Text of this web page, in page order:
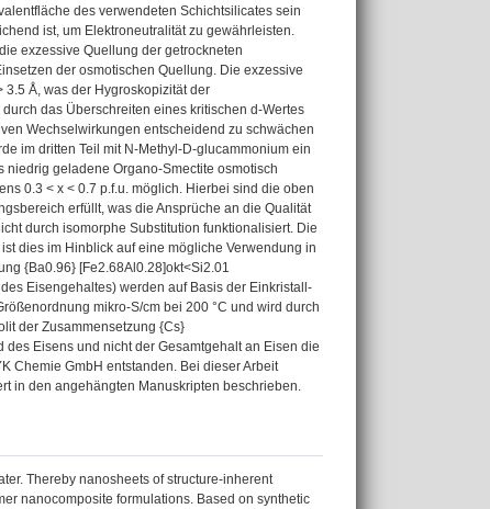
des verwendeten Schichtsilicates sein
ist, um Elektroneutralität zu gewährleisten.
exzessive Quellung der getrockneten
der osmotischen Quellung. Die exzessive
Å, was der Hygroskopizität der
das Überschreiten eines kritischen d-Wertes
Wechselwirkungen entscheidend zu schwächen
im dritten Teil mit N-Methyl-D-glucammonium ein
geladene Organo-Smectite osmotisch
0.3 < x < 0.7 p.f.u. möglich. Hierbei sind die oben
erfüllt, was die Ansprüche an die Qualität
durch isomorphe Substitution funktionalisiert. Die
dies im Hinblick auf eine mögliche Verwendung in
{Ba0.96} [Fe2.68Al0.28]okt<Si2.01
Eisengehaltes) werden auf Basis der Einkristall-
mikro-S/cm bei 200 °C und wird durch
der Zusammensetzung {Cs}
Eisens und nicht der Gesamtgehalt an Eisen die
Chemie GmbH entstanden. Bei dieser Arbeit
in den angehängten Manuskripten beschrieben.
Thereby nanosheets of structure-inherent
nanocomposite formulations. Based on synthetic